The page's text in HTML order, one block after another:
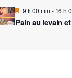
M
s
9 h 00 min - 16 h
Pain au levain